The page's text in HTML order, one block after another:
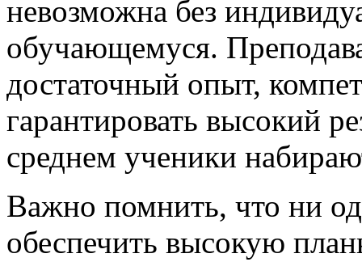
невозможна без
обучающемуся.
достаточный опыт,
гарантировать высокий
среднем ученики
Важно помнить, что ни
обеспечить высокую